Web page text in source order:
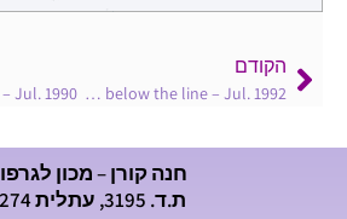
הקודם
Times – Above and below the line – Jul. 1992
חנה קורן – מכון
ת.ד. 3195, עתלית 3033274